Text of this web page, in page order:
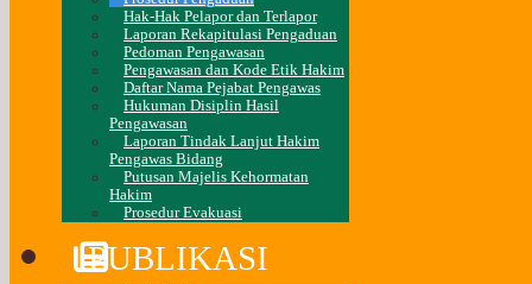
Hak-Hak Pelapor dan Terlapor
Laporan Rekapitulasi Pengaduan
Pedoman Pengawasan
Pengawasan dan Kode Etik Hakim
Daftar Nama Pejabat Pengawas
Hukuman Disiplin Hasil
Pengawasan
Laporan Tindak Lanjut Hakim
Pengawas Bidang
Putusan Majelis Kehormatan
Hakim
Prosedur Evakuasi
PUBLIKASI